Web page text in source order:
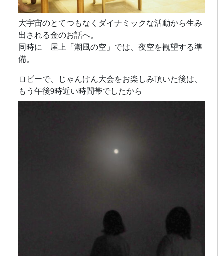
大宇宙のとてつもなくダイナミックな活動から生み
出される金のお話へ。
同時に 屋上「潮風の空」では、夜空を観望する準
備。
ロビーで、じゃんけん大会をお楽しみ頂いた後は、
もう午後9時近い時間帯でしたから